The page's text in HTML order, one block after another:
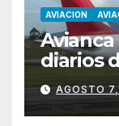
AVIACION
diarios
AGOSTO